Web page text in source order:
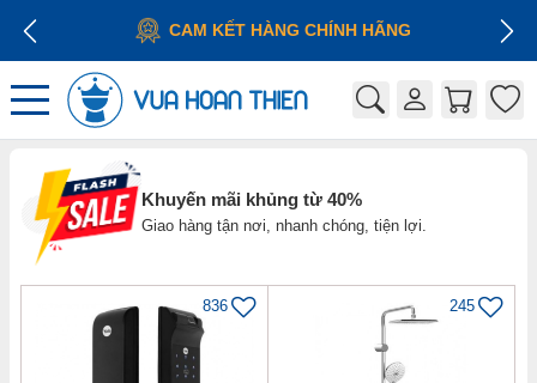
CAM KẾT HÀNG CHÍNH HÃNG
Khuyến mãi khủng từ 40%
Giao hàng tận nơi, nhanh chóng, tiện lợi.
836 245